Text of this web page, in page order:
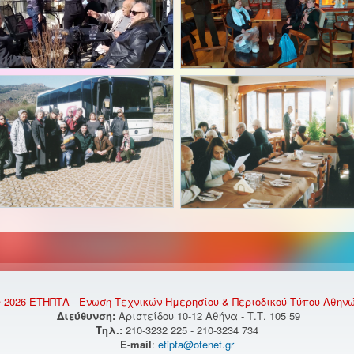
ΕΤΗΠΤΑ - Ένωση Τεχνικών Ημερησίου & Περιοδικού Τύπου
Διεύθυνση: Αριστείδου 10-12 Αθήνα - Τ.Τ. 105 59
Τηλ.: 210-3232 225 - 210-3234 734
E-mail: etipta@otenet.gr